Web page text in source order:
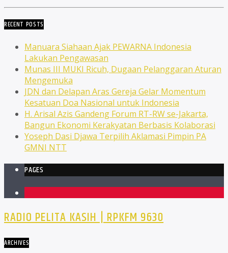
RECENT POSTS
Manuara Siahaan Ajak PEWARNA Indonesia
Lakukan Pengawasan
Munas III MUKI Ricuh, Dugaan Pelanggaran Aturan
Mengemuka
JDN dan Delapan Aras Gereja Gelar Momentum
Kesatuan Doa Nasional untuk Indonesia
H. Arisal Azis Gandeng Forum RT-RW se-Jakarta,
Bangun Ekonomi Kerakyatan Berbasis Kolaborasi
Yoseph Dasi Djawa Terpilih Aklamasi Pimpin PA
GMNI NTT
PAGES
RADIO PELITA KASIH | RPKFM 9630
ARCHIVES